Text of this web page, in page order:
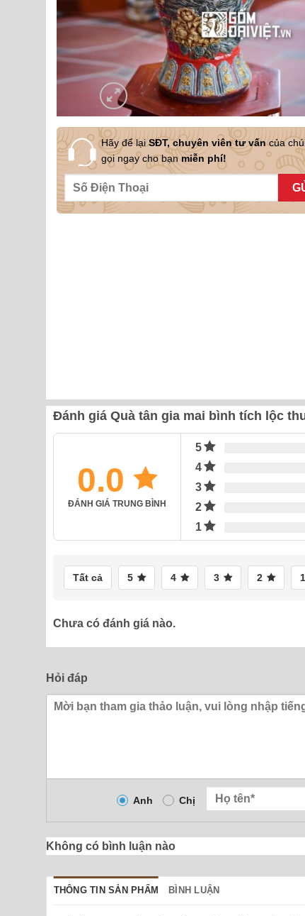
Hãy để lạiSĐT, chuyên viên tư vấncủa
gọi ngay cho bạnmiễn phí!
Đánh giá Quà tân gia mai bình tích lộc
0.0
ĐÁNH GIÁ TRUNG BÌNH
5
4
3
2
1
Tất cả 5 4 3 2 1
Chưa có đánh giá nào.
Hỏi đáp
Anh Chị
Không có bình luận nào
THÔNG TIN SẢN PHẨM BÌNH LUẬN